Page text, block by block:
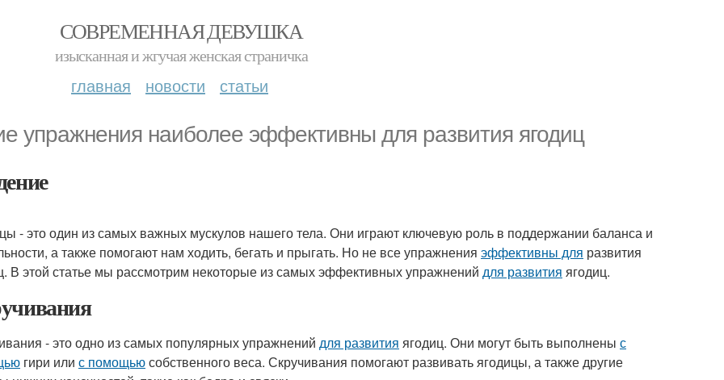
СОВРЕМЕННАЯ ДЕВУШКА
изысканная и жгучая женская страничка
главная новости статьи
упражнения наиболее эффективны для развития ягодиц
- это один из самых важных мускулов нашего тела. Они играют ключевую роль в поддержании баланса и
а также помогают нам ходить, бегать и прыгать. Но не все упражнения эффективны для развития
В этой статье мы рассмотрим некоторые из самых эффективных упражнений для развития ягодиц.
- это одно из самых популярных упражнений для развития ягодиц. Они могут быть выполнены с
гири или с помощьюсобственного веса. Скручивания помогают развивать ягодицы, а также другие